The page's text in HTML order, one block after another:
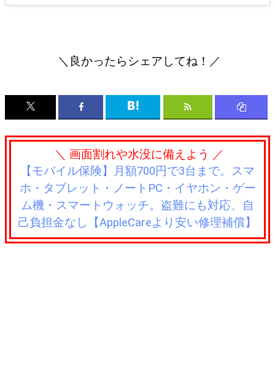
＼良かったらシェアしてね！／
＼ 画面割れや水没に備えよう ／
【モバイル保険】月額700円で3台まで。スマ
ホ・タブレット・ノートPC・イヤホン・ゲー
ム機・スマートウォッチ。盗難にも対応、自
己負担金なし【AppleCareより安い修理補償】